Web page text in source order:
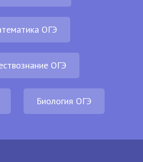
ОГЭ
ОГЭ
Биология ОГЭ